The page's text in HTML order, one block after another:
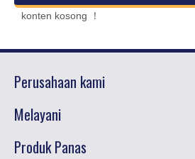
konten kosong ！
Perusahaan kami
Melayani
Produk Panas